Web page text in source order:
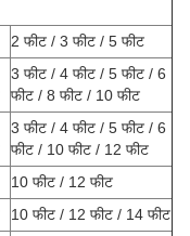
2 फीट / 3 फीट / 5 फीट
3 फीट / 4 फीट / 5 फीट / 6
फीट / 8 फीट / 10 फीट
3 फीट / 4 फीट / 5 फीट / 6
फीट / 10 फीट / 12 फीट
10 फीट / 12 फीट
10 फीट / 12 फीट / 14 फीट